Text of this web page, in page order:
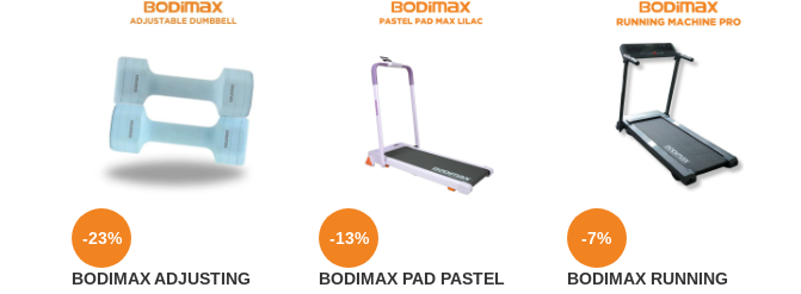
-23%
BODIMAX ADJUSTING
-13%
BODIMAX PAD PASTEL
-7%
BODIMAX RUNNING